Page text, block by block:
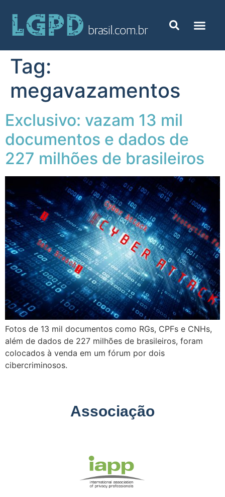
Tag:
megavazamentos
Exclusivo: vazam 13 mil
documentos e dados de
227 milhões de brasileiros
Fotos de 13 mil documentos como RGs, CPFs e CNHs,
além de dados de 227 milhões de brasileiros, foram
colocados à venda em um fórum por dois
cibercriminosos.
Associação